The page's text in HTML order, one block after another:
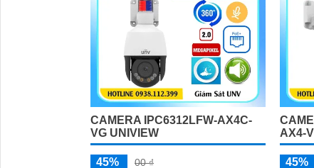
CAMERA IPC6312LFW-AX4C-
VG UNIVIEW
45%
00 ₫
AX4-
45%